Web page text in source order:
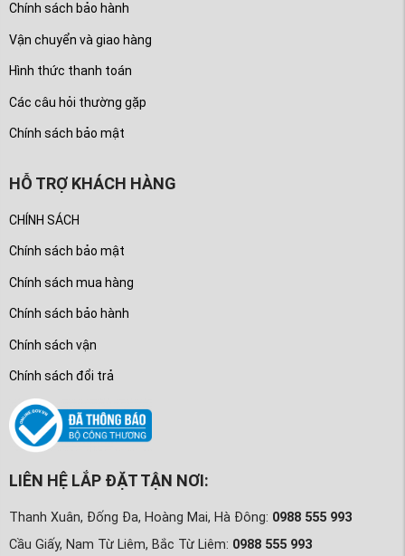
Chính sách bảo hành
Vận chuyển và giao hàng
Hình thức thanh toán
Các câu hỏi thường gặp
Chính sách bảo mật
HỖ TRỢ KHÁCH HÀNG
CHÍNH SÁCH
Chính sách bảo mật
Chính sách mua hàng
Chính sách bảo hành
Chính sách vận
Chính sách đổi trả
LIÊN HỆ LẮP ĐẶT TẬN NƠI:
Thanh Xuân, Đống Đa, Hoàng Mai, Hà Đông: 0988 555 993
Cầu Giấy, Nam Từ Liêm, Bắc Từ Liêm: 0988 555 993